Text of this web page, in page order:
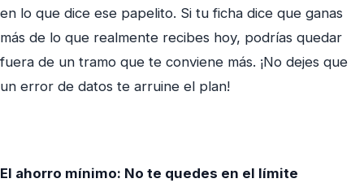
en lo que dice ese papelito. Si tu ficha dice que ganas
más de lo que realmente recibes hoy, podrías quedar
fuera de un tramo que te conviene más. ¡No dejes que
un error de datos te arruine el plan!
El ahorro mínimo: No te quedes en el límite